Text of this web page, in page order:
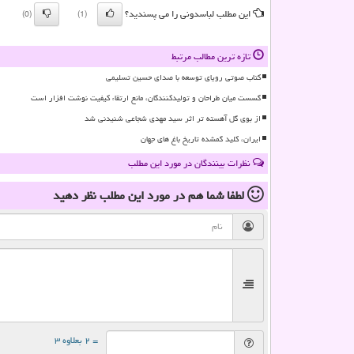
این مطلب لباسدونی را می پسندید؟ (1)
(0)
تازه ترین مطالب مرتبط
کتاب صوتی رویای توسعه با صدای حسین تسلیمی
گسست میان طراحان و تولیدکنندگان، مانع ارتقاء کیفیت نوشت افزار است
از بوی گل آهسته تر اثر سید مهدی شجاعی شنیدنی شد
ایران، کلید گمشده تاریخ باغ های جهان
نظرات بینندگان در مورد این مطلب
لطفا شما همدر مورد این مطلبنظر دهید
= ۲ بعلاوه ۳